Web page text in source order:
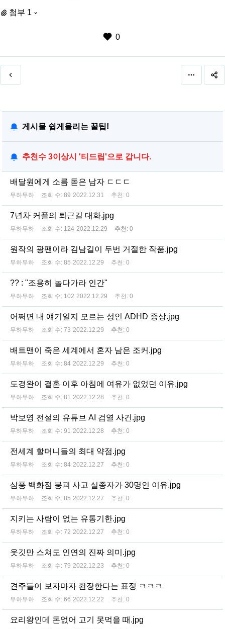
첨부 1
0
게시물 쉽게올리는 꿀팁!
추천수 3이상시 '티드립'으로 갑니다.
배달원에게 소름 돋은 남자 ㄷㄷㄷ
무하무하 조회 수: 89 2022.12.31 추천: 0
7년차 커플의 퇴근길 대화.jpg
무하무하 조회 수: 124 2022.12.29 추천: 0
원작의 광팬이라 김남길이 두번 거절한 작품.jpg
무하무하 조회 수: 85 2022.12.29 추천: 0
?? : "조용히 놀다가라 인간"
무하무하 조회 수: 102 2022.12.29 추천: 0
어쩌면 내 얘기일지 모르는 성인 ADHD 증상.jpg
무하무하 조회 수: 73 2022.12.29 추천: 0
배트맨이 죽은 세계에서 혼자 남은 조커.jpg
무하무하 조회 수: 84 2022.12.29 추천: 0
도경완이 결혼 이후 아침에 여유가 없었던 이유.jpg
무하무하 조회 수: 81 2022.12.28 추천: 0
박보영 전설의 유튜브 AI 검열 사건.jpg
무하무하 조회 수: 91 2022.12.28 추천: 0
전세계 할머니들의 최대 약점.jpg
무하무하 조회 수: 84 2022.12.27 추천: 0
삼풍 백화점 붕괴 사고 실종자가 30명인 이유.jpg
무하무하 조회 수: 85 2022.12.27 추천: 0
지키는 사람이 없는 유통기한.jpg
무하무하 조회 수: 72 2022.12.27 추천: 0
옷깃만 스쳐도 인연의 진짜 의미.jpg
무하무하 조회 수: 79 2022.12.23 추천: 0
견주들이 보자마자 환장한다는 표정 ㅋㅋㅋ
무하무하 조회 수: 66 2022.12.22 추천: 0
요리왕인데 돈없어 고기 못먹을 때.jpg